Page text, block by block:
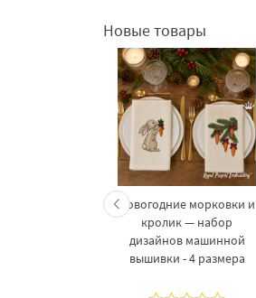
Новые товары
Новогодние морковки и
кролик — набор
дизайнов машинной
вышивки - 4 размера